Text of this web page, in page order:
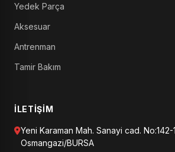
Yedek Parça
Aksesuar
Antrenman
Tamir Bakım
İLETIŞIM
Yeni Karaman Mah. Sanayi cad. No:142-
Osmangazi/BURSA